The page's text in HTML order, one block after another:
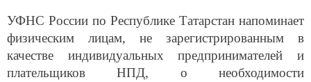
УФНС России по Республике Татарстан напоминает
физическим лицам, не зарегистрированным в
качестве индивидуальных предпринимателей и
плательщиков НПД, о необходимости